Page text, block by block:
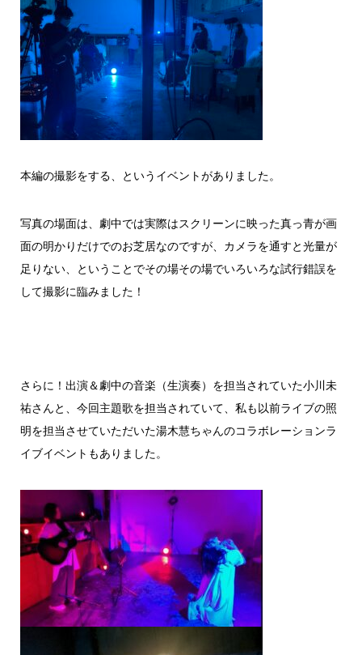
本編の撮影をする、というイベントがありました。
写真の場面は、劇中では実際はスクリーンに映った真っ青が画
面の明かりだけでのお芝居なのですが、カメラを通すと光量が
足りない、ということでその場その場でいろいろな試行錯誤を
して撮影に臨みました！
さらに！出演＆劇中の音楽（生演奏）を担当されていた小川未
祐さんと、今回主題歌を担当されていて、私も以前ライブの照
明を担当させていただいた湯木慧ちゃんのコラボレーションラ
イブイベントもありました。